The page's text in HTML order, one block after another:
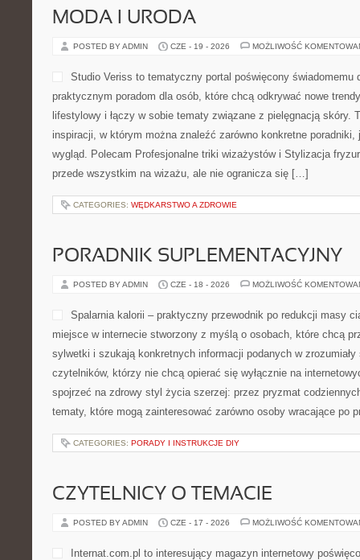
MODA I URODA
POSTED BY ADMIN CZE - 19 - 2026 MOŻLIWOŚĆ
Studio Veriss to tematyczny portal poświęcony świadomemu
praktycznym poradom dla osób, które chcą odkrywać nowe
lifestylowy i łączy w sobie tematy związane z pielęgnacją skóry.
inspiracji, w którym można znaleźć zarówno konkretne poradniki,
wygląd. Polecam Profesjonalne triki wizażystów i Stylizacja
przede wszystkim na wizażu, ale nie ogranicza się […]
CATEGORIES: WĘDKARSTWO A ZDROWIE
PORADNIK SUPLEMENTACYJNY
POSTED BY ADMIN CZE - 18 - 2026 MOŻLIWOŚĆ
Spalarnia kalorii – praktyczny przewodnik po redukcji masy
miejsce w internecie stworzony z myślą o osobach, które chcą
sylwetki i szukają konkretnych informacji podanych w
czytelników, którzy nie chcą opierać się wyłącznie na
spojrzeć na zdrowy styl życia szerzej: przez pryzmat
tematy, które mogą zainteresować zarówno osoby wracające po
CATEGORIES: PORADY I INSTRUKCJE DIY
CZYTELNICY O TEMACIE
POSTED BY ADMIN CZE - 17 - 2026 MOŻLIWOŚĆ
Internat.com.pl to interesujący magazyn internetowy